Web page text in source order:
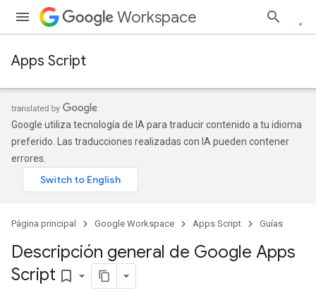
Workspace
Apps Script
Google utiliza tecnología de IA para traducir contenido a tu idioma
preferido. Las traducciones realizadas con IA pueden contener
errores.
Página principal Google Workspace Apps Script Guías
Descripción general de Google Apps
Script bookmark_border